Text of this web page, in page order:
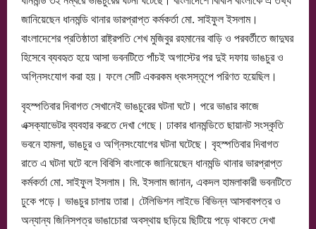
জানিয়েছেন ধানমন্ডি থানার ভারপ্রাপ্ত কর্মকর্তা মো. সাইফুল ইসলাম।
বাংলাদেশের প্রতিষ্ঠাতা রাষ্ট্রপতি শেখ মুজিবুর রহমানের বাড়ি ও পরবর্তীতে জাদুঘর
হিসেবে ব্যবহৃত হয়ে আসা ভবনটিতে পাঁচই অগাস্টের পর দুই দফায় ভাঙচুর ও
অগ্নিসংযোগ করা হয়। ফলে সেটি একরকম ধ্বংসস্তূপে পরিণত হয়েছিল।
বৃহস্পতিবার দিবাগত সেখানেই ভাঙচুরের ঘটনা ঘটে। পরে ভাঙার কাজে
এক্সক্যাভেটর ব্যবহার করতে দেখা গেছে। ঢাকার ধানমন্ডিতে ছায়ানট সংস্কৃতি
ভবনে হামলা, ভাঙচুর ও অগ্নিসংযোগের ঘটনা ঘটেছে। বৃহস্পতিবার দিবাগত
রাতে এ ঘটনা ঘটে বলে বিবিসি বাংলাকে জানিয়েছেন ধানমন্ডি থানার ভারপ্রাপ্ত
কর্মকর্তা মো. সাইফুল ইসলাম। মি. ইসলাম জানান, একদল হামলাকারী ভবনটিতে
ঢুকে পড়ে। ভাঙচুর চালায় তারা। টেলিভিশন লাইভে বিভিন্ন আসবাবপত্র ও
অন্যান্য জিনিসপত্র ভাঙাচোরা অবস্থায় ছড়িয়ে ছিটিয়ে পড়ে থাকতে দেখা